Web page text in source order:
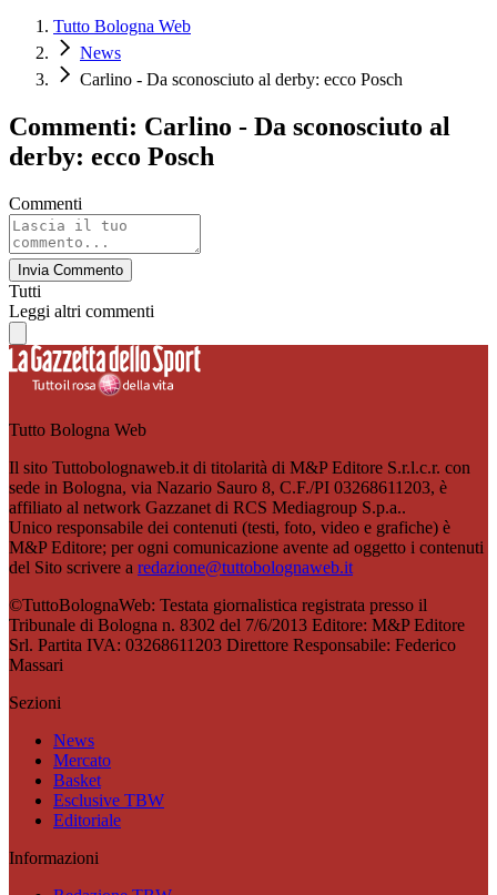
Tutto Bologna Web
News
Carlino - Da sconosciuto al derby: ecco Posch
Commenti: Carlino - Da sconosciuto al
derby: ecco Posch
Commenti
Invia Commento
Tutti
Leggi altri commenti
Tutto Bologna Web
Il sito Tuttobolognaweb.it di titolarità di M&P Editore S.r.l.c.r. con
sede in Bologna, via Nazario Sauro 8, C.F./PI 03268611203, è
affiliato al network Gazzanet di RCS Mediagroup S.p.a..
Unico responsabile dei contenuti (testi, foto, video e grafiche) è
M&P Editore; per ogni comunicazione avente ad oggetto i contenuti
del Sito scrivere a redazione@tuttobolognaweb.it
©TuttoBolognaWeb: Testata giornalistica registrata presso il
Tribunale di Bologna n. 8302 del 7/6/2013 Editore: M&P Editore
Srl. Partita IVA: 03268611203 Direttore Responsabile: Federico
Massari
Sezioni
News
Mercato
Basket
Esclusive TBW
Editoriale
Informazioni